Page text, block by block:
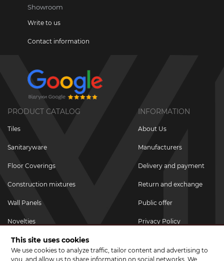
Showroom
Write to us
Contact information
PRODUCT CATALOG
Tiles
Sanitaryware
Floor Coverings
Construction mixtures
Wall Panels
Novelties
Promotional goods
Promotions & Discounts
INFORMATION
About Us
Manufacturers
Delivery and payment
Return and exchange
Public offer
Privacy Policy
This site uses cookies
We use cookies to analyze traffic, tailor content and advertising to
you, and allow us to share information on social networks. We